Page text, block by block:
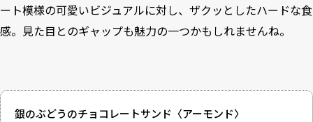
ート模様の可愛いビジュアルに対し、ザクッとしたハードな食
感。見た目とのギャップも魅力の一つかもしれませんね。
銀のぶどうのチョコレートサンド〈アーモンド〉